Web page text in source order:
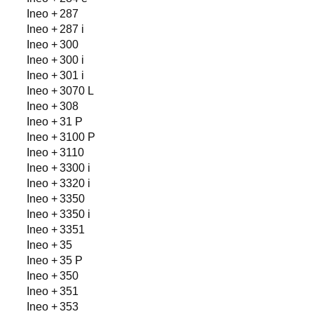
Ineo + 287
Ineo + 287 i
Ineo + 300
Ineo + 300 i
Ineo + 301 i
Ineo + 3070 L
Ineo + 308
Ineo + 31 P
Ineo + 3100 P
Ineo + 3110
Ineo + 3300 i
Ineo + 3320 i
Ineo + 3350
Ineo + 3350 i
Ineo + 3351
Ineo + 35
Ineo + 35 P
Ineo + 350
Ineo + 351
Ineo + 353